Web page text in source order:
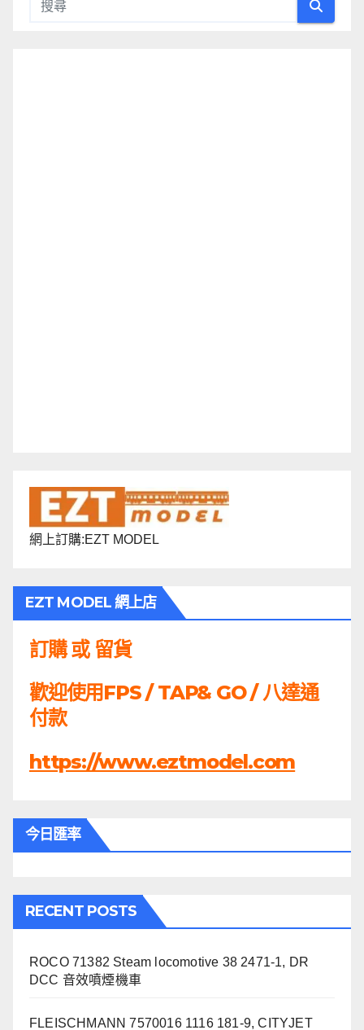
網上訂購:EZT MODEL
EZT MODEL 網上店
訂購 或 留貨
歡迎使用FPS / TAP& GO / 八達通
付款
https://www.eztmodel.com
今日匯率
RECENT POSTS
ROCO 71382 Steam locomotive 38 2471-1, DR
DCC 音效噴煙機車
FLEISCHMANN 7570016 1116 181-9, CITYJET